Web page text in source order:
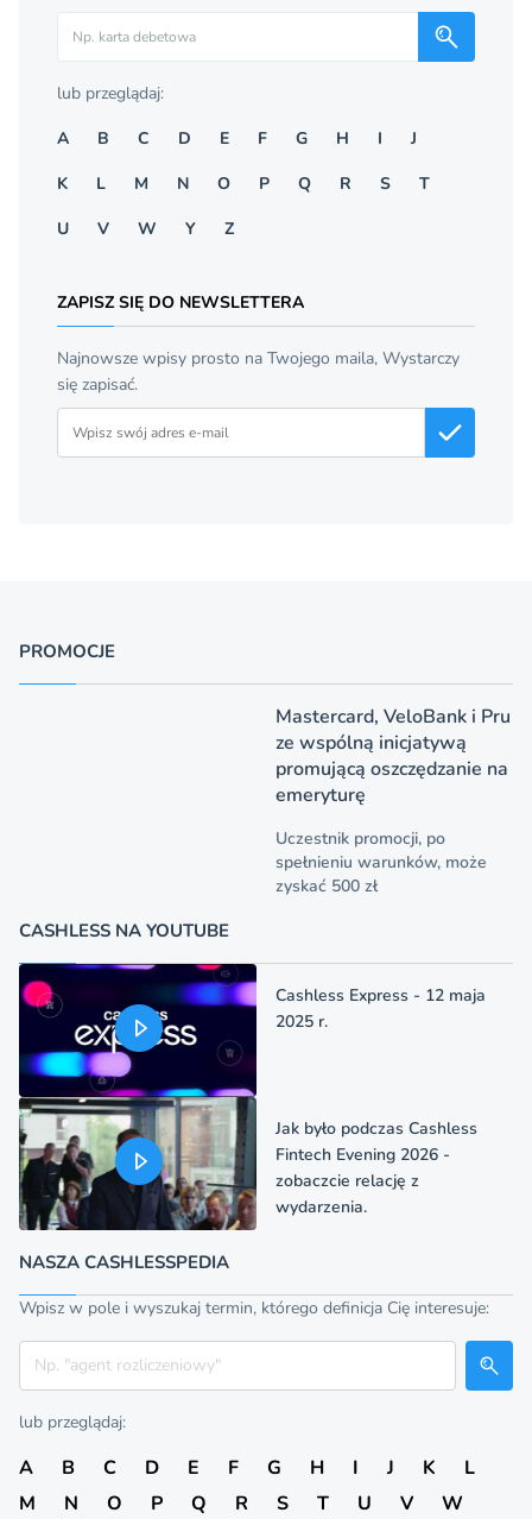
Szukaj
lub przeglądaj:
A
B C D E F G H I
J
K
L M N O P Q R S
T
U
V W Y Z
ZAPISZ SIĘ DO NEWSLETTERA
Najnowsze wpisy prosto na Twojego maila, Wystarczy
się zapisać.
Adres email
PROMOCJE
Mastercard, VeloBank i Pru
ze wspólną inicjatywą
promującą oszczędzanie na
emeryturę
Uczestnik promocji, po
spełnieniu warunków, może
zyskać 500 zł
CASHLESS NA YOUTUBE
Cashless Express - 12 maja
2025 r.
Jak było podczas Cashless
Fintech Evening 2026 -
zobaczcie relację z
wydarzenia.
NASZA CASHLESSPEDIA
Wpisz w pole i wyszukaj termin, którego definicja Cię interesuje:
Szukaj
lub przeglądaj:
A B C D E F G H I J K
L
M
N O P Q R S T U V
W